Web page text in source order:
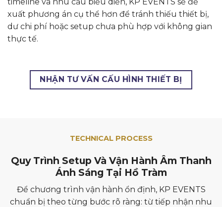
timeline và nhu cầu biểu diễn, KP EVENTS sẽ đề
xuất phương án cụ thể hơn để tránh thiếu thiết bị,
dư chi phí hoặc setup chưa phù hợp với không gian
thực tế.
NHẬN TƯ VẤN CẤU HÌNH THIẾT BỊ
TECHNICAL PROCESS
Quy Trình Setup Và Vận Hành Âm Thanh
Ánh Sáng Tại Hồ Tràm
Để chương trình vận hành ổn định, KP EVENTS
chuẩn bị theo từng bước rõ ràng: từ tiếp nhận nhu